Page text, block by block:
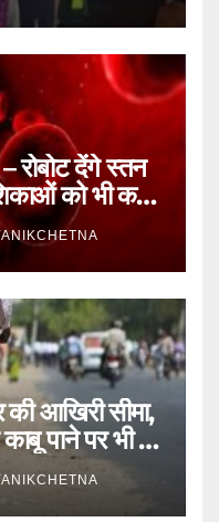
रोबोट देंगे स्तन
को भी कम
की आखिरी सीमा,
काबू पाने पर भी वह